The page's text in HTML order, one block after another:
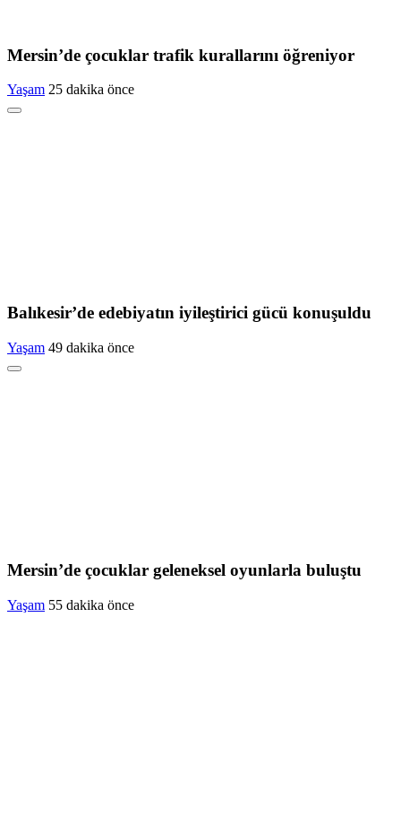
Mersin’de çocuklar trafik kurallarını öğreniyor
Yaşam 25 dakika önce
Balıkesir’de edebiyatın iyileştirici gücü konuşuldu
Yaşam 49 dakika önce
Mersin’de çocuklar geleneksel oyunlarla buluştu
Yaşam 55 dakika önce